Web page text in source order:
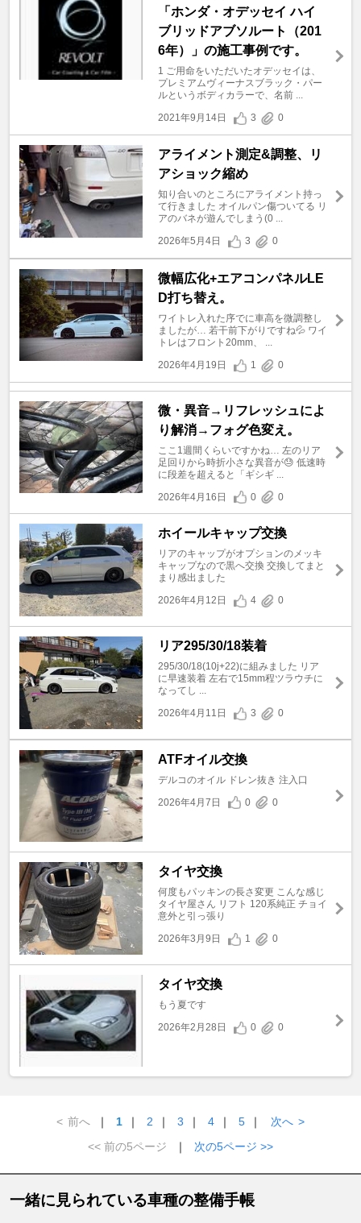
「ホンダ・オデッセイ ハイ
ブリッドアブソルート（201
6年）」の施工事例です。
1 ご用命をいただいたオデッセイは、
プレミアムヴィーナスブラック・パー
ルというボディカラーで、名前 ...
2021年9月14日
3 0
アライメント測定&調整、リ
アショック縮め
知り合いのところにアライメント持っ
て行きました オイルパン傷ついてる リ
アのバネが遊んでしまう(0 ...
2026年5月4日
3 0
微幅広化+エアコンパネルLE
D打ち替え。
ワイトレ入れた序でに車高を微調整し
ましたが… 若干前下がりですね💦 ワイ
トレはフロント20mm、 ...
2026年4月19日
1 0
微・異音→リフレッシュによ
り解消→フォグ色変え。
ここ1週間くらいですかね… 左のリア
足回りから時折小さな異音が😓 低速時
に段差を超えると「ギシギ ...
2026年4月16日
0 0
ホイールキャップ交換
リアのキャップがオプションのメッキ
キャップなので黒へ交換 交換してまと
まり感出ました
2026年4月12日
4 0
リア295/30/18装着
295/30/18(10j+22)に組みました リア
に早速装着 左右で15mm程ツラウチに
なってし ...
2026年4月11日
3 0
ATFオイル交換
デルコのオイル ドレン抜き 注入口
2026年4月7日
0 0
タイヤ交換
何度もパッキンの長さ変更 こんな感じ
タイヤ屋さん リフト 120系純正 チョイ
意外と引っ張り
2026年3月9日
1 0
タイヤ交換
もう夏です
2026年2月28日
0 0
< 前へ ｜ 1 ｜ 2 ｜ 3 ｜ 4 ｜ 5 ｜ 次へ >
<< 前の5ページ
｜ 次の5ページ >>
一緒に見られている車種の整備手帳